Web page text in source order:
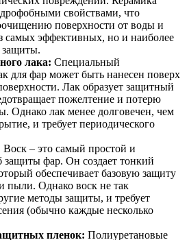
свойствами, что
поверхности от воды и
самых эффективных, но и наиболее
защиты.
лака: Специальный
для фар может быть нанесен поверх
Лак образует защитный
пожелтение и потерю
Однако лак менее долговечен, чем
и требует периодического
Воск – это самый простой и
защиты фар. Он создает тонкий
обеспечивает базовую защиту
пыли. Однако воск не так
методы защиты, и требует
(обычно каждые несколько
пленок: Полиуретановые